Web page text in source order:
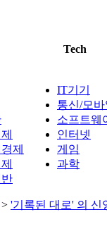
Tech
제
IT기기
통신/모
소프트웨
인터넷
게임
과학
> '기록된 대로' 의